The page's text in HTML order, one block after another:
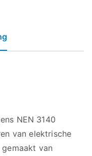
NEN 3140
van elektrische
van